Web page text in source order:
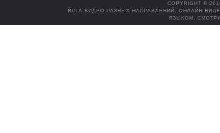
COPYRIGHT ©
ЙОГА ВИДЕО РАЗНЫХ НАПРАВЛЕНИЙ, ОНЛАЙН
ЯЗЫКОМ.